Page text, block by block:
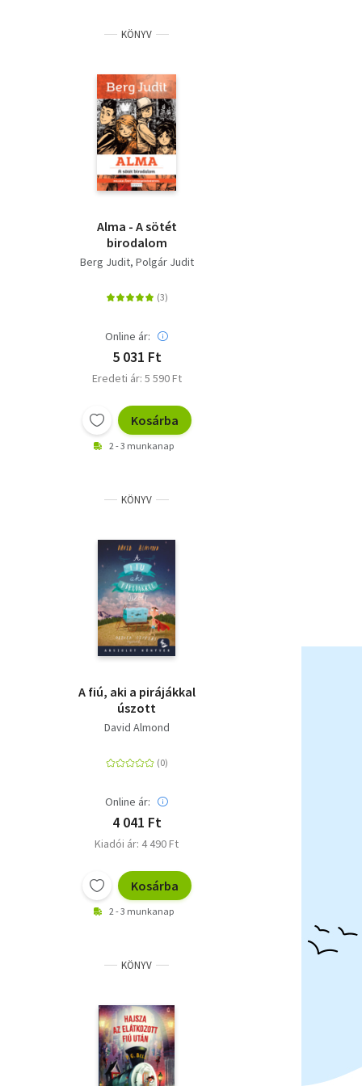
KÖNYV
Alma - A sötét
birodalom
Berg Judit Polgár Judit
Online ár:
5 031 Ft
Eredeti ár: 5 590 Ft
Kosárba
2 - 3 munkanap
KÖNYV
A fiú, aki a pirájákkal
úszott
David Almond
Online ár:
4 041 Ft
Kiadói ár: 4 490 Ft
Kosárba
2 - 3 munkanap
KÖNYV